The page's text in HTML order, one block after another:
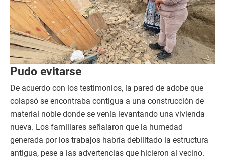
Pudo evitarse
De acuerdo con los testimonios, la pared de adobe que
colapsó se encontraba contigua a una construcción de
material noble donde se venía levantando una vivienda
nueva. Los familiares señalaron que la humedad
generada por los trabajos habría debilitado la estructura
antigua, pese a las advertencias que hicieron al vecino.